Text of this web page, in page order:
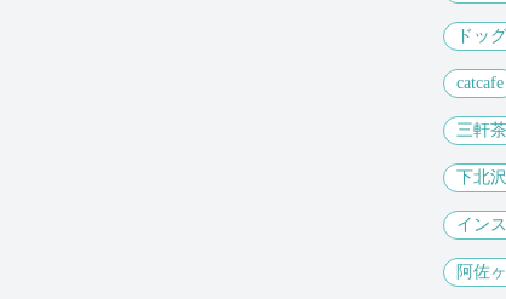
ドッ
catcafe
三軒
下北沢
イン
阿佐